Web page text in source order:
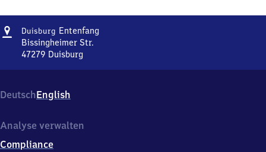
Adresse
Duisburg Entenfang
Bissingheimer Str.
47279 Duisburg
Bissingheimer
Str.,
7
7
DeutschEnglish
Analyse verwalten
Compliance